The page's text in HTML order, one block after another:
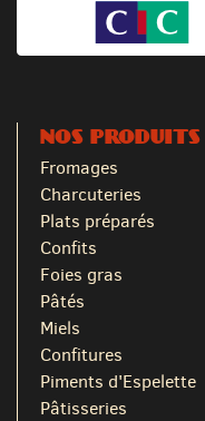
NOS PRODUITS
Fromages
Charcuteries
Plats préparés
Confits
Foies gras
Pâtés
Miels
Confitures
Piments d'Espelette
Pâtisseries